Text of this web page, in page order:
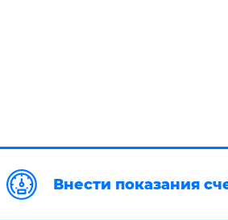
Внести показания